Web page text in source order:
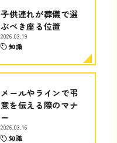
子供連れが葬儀で選
ぶべき座る位置
2026.03.19
知識
メールやラインで弔
意を伝える際のマナ
ー
2026.03.16
知識